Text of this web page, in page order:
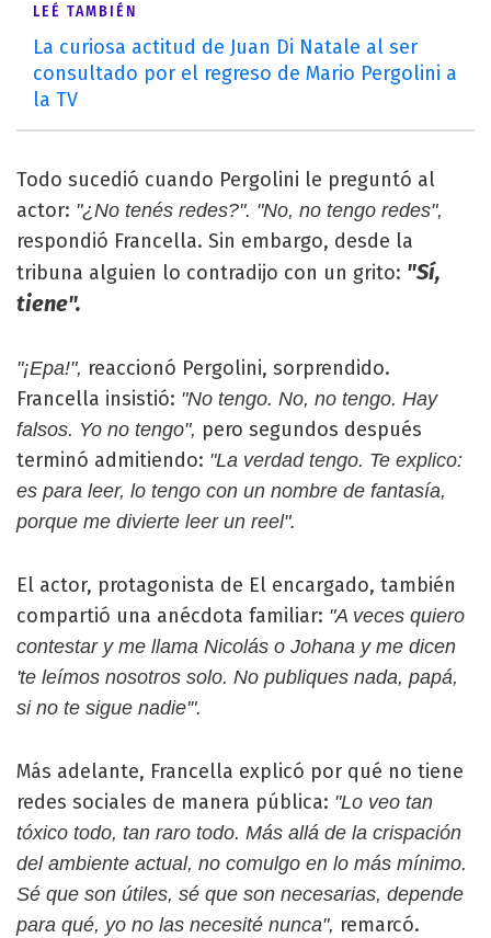
LEÉ TAMBIÉN
La curiosa actitud de Juan Di Natale al ser
consultado por el regreso de Mario Pergolini a
la TV
Todo sucedió cuando Pergolini le preguntó al
actor: "¿No tenés redes?". "No, no tengo redes",
respondió Francella. Sin embargo, desde la
tribuna alguien lo contradijo con un grito: "Sí,
tiene".
"¡Epa!", reaccionó Pergolini, sorprendido.
Francella insistió: "No tengo. No, no tengo. Hay
falsos. Yo no tengo", pero segundos después
terminó admitiendo: "La verdad tengo. Te explico:
es para leer, lo tengo con un nombre de fantasía,
porque me divierte leer un reel".
El actor, protagonista de El encargado, también
compartió una anécdota familiar: "A veces quiero
contestar y me llama Nicolás o Johana y me dicen
'te leímos nosotros solo. No publiques nada, papá,
si no te sigue nadie'".
Más adelante, Francella explicó por qué no tiene
redes sociales de manera pública: "Lo veo tan
tóxico todo, tan raro todo. Más allá de la crispación
del ambiente actual, no comulgo en lo más mínimo.
Sé que son útiles, sé que son necesarias, depende
para qué, yo no las necesité nunca", remarcó.